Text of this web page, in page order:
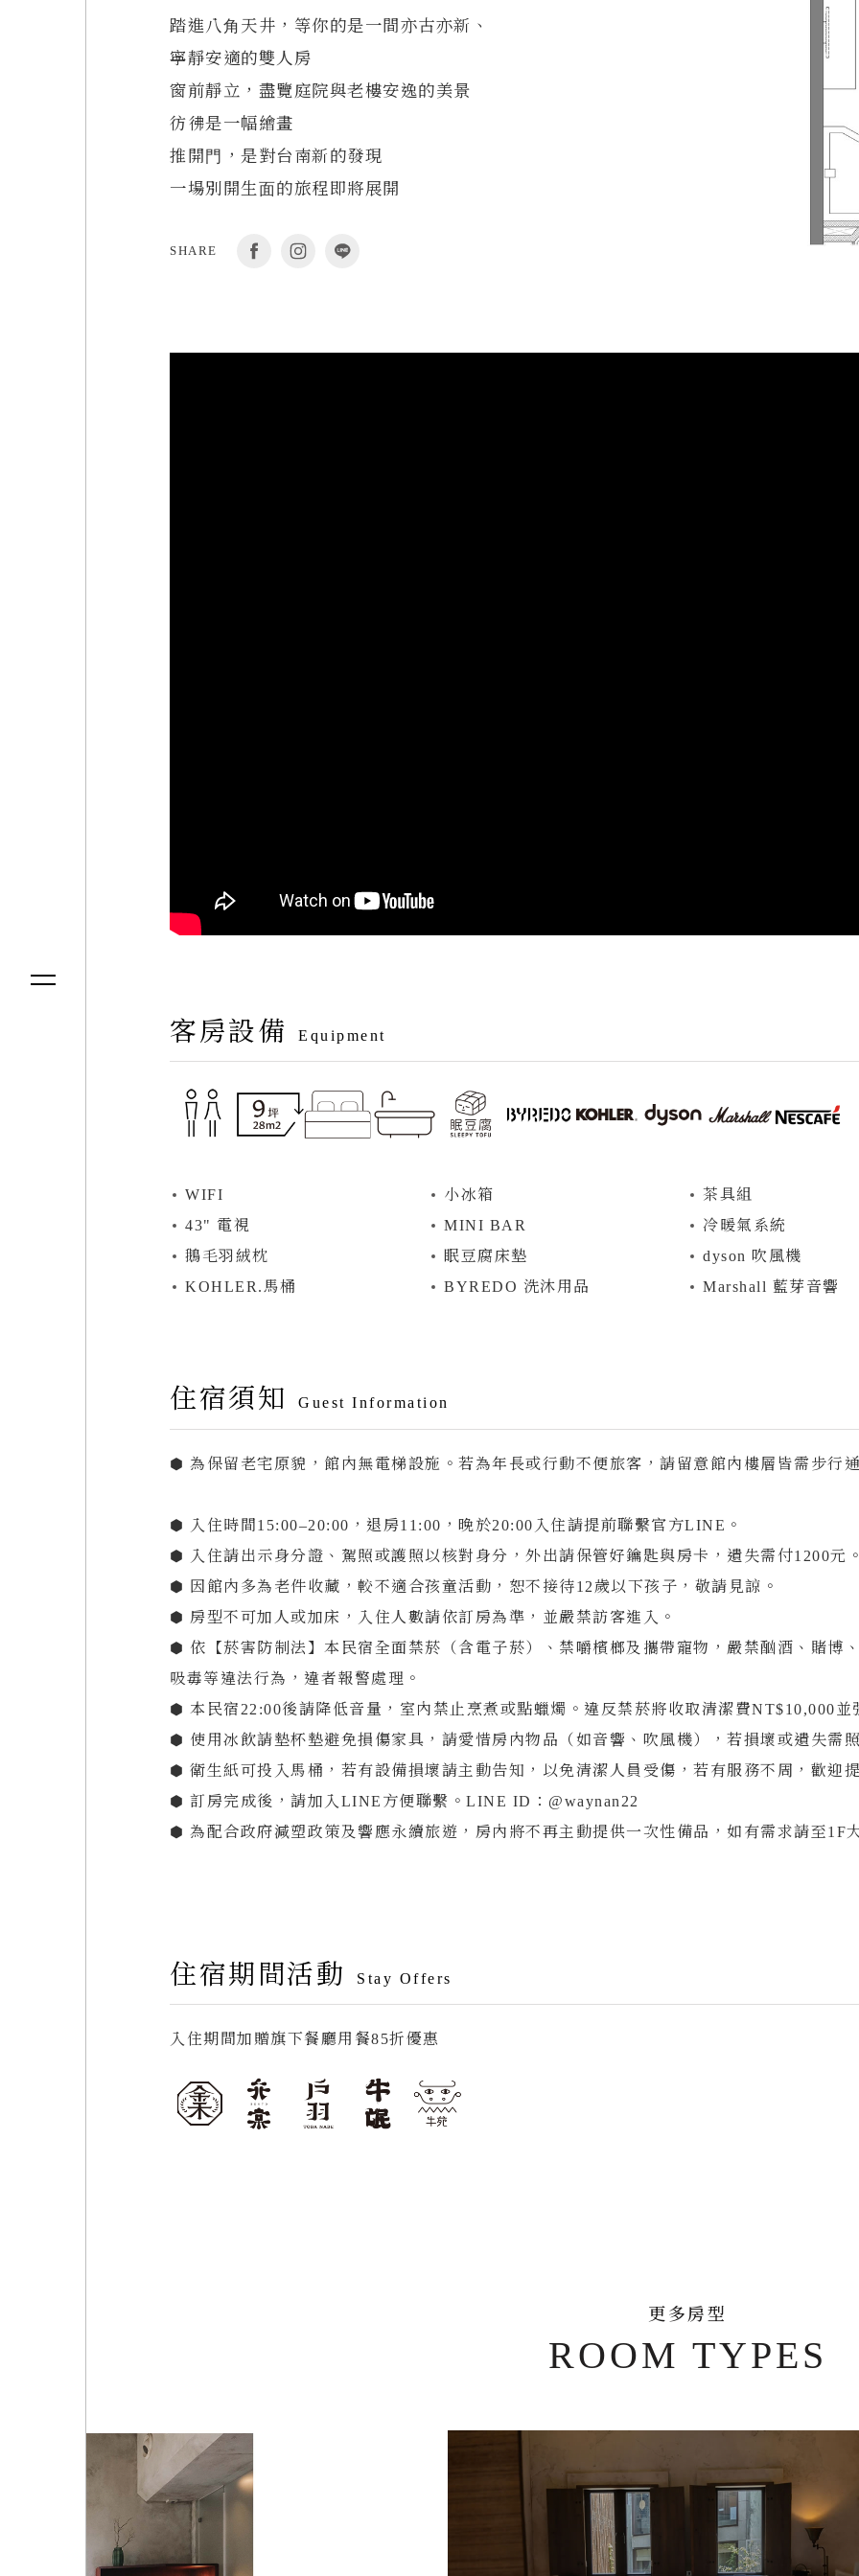
Phone 06-2225483
踏進八⾓天井，等你的是⼀間亦古亦新、
寧靜安適的雙⼈房
窗前靜立，盡覽庭院與老樓安逸的美景
彷彿是⼀幅繪畫
推開⾨，是對台南新的發現
⼀場別開⽣⾯的旅程即將展開
SHARE
客房設備 Equipment
WIFI ⼩冰箱 茶具組
43" 電視
MINI BAR 冷暖氣系統
鵝毛⽻絨枕
眠豆腐床墊 dyson 吹風機
KOHLER.馬桶
BYREDO 洗沐用品 Marshall 藍芽音響
住宿須知 Guest Information
⬢ 為保留老宅原貌，館內無電梯設施。若為年長或行動不便旅客，請留意館內樓層皆需步行通
⬢ 入住時間15:00–20:00，退房11:00，晚於20:00入住請提前聯繫官方LINE。
⬢ 入住請出示身分證、駕照或護照以核對身分，外出請保管好鑰匙與房卡，遺失需付1200元。
⬢ 因館內多為老件收藏，較不適合孩童活動，恕不接待12歲以下孩子，敬請見諒。
⬢ 房型不可加人或加床，入住人數請依訂房為準，並嚴禁訪客進入。
⬢ 依【菸害防制法】本民宿全面禁菸（含電子菸）、禁嚼檳榔及攜帶寵物，嚴禁酗酒、賭博、
吸毒等違法行為，違者報警處理。
⬢ 本民宿22:00後請降低音量，室內禁止烹煮或點蠟燭。違反禁菸將收取清潔費NT$10,000並
⬢ 使用冰飲請墊杯墊避免損傷家具，請愛惜房內物品（如音響、吹風機），若損壞或遺失需
⬢ 衛生紙可投入馬桶，若有設備損壞請主動告知，以免清潔人員受傷，若有服務不周，歡迎
⬢ 訂房完成後，請加入LINE方便聯繫。LINE ID：@waynan22
⬢ 為配合政府減塑政策及響應永續旅遊，房內將不再主動提供一次性備品，如有需求請至1F
住宿期間活動 Stay Offers
入住期間加贈旗下餐廳用餐85折優惠
更多房型
ROOM TYPES